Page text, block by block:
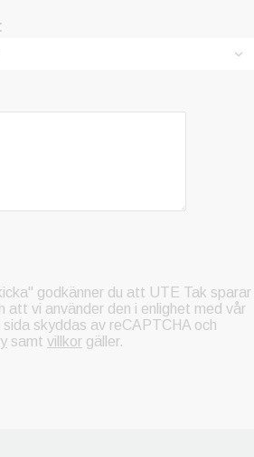
godkänner du att UTE Tak sparar
att vi använder den i enlighet med vår
sida skyddas av reCAPTCHA och
samt villkor gäller.